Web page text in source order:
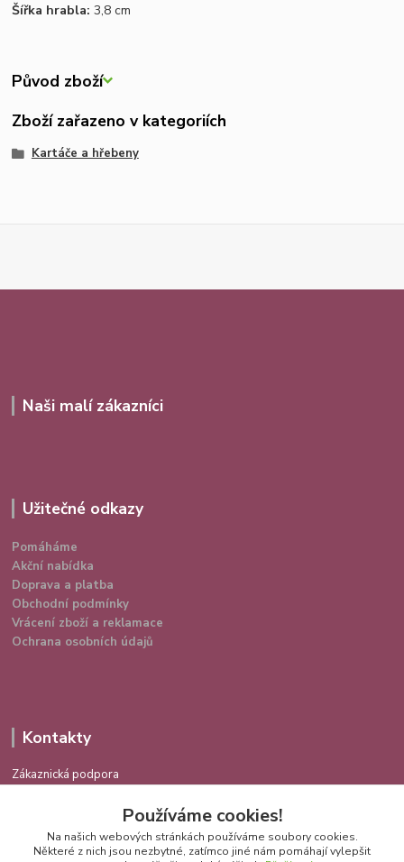
Šířka hrabla: 3,8 cm
Původ zboží
Zboží zařazeno v kategoriích
Kartáče a hřebeny
Naši malí zákazníci
Užitečné odkazy
Pomáháme
Akční nabídka
Doprava a platba
Obchodní podmínky
Vrácení zboží a reklamace
Ochrana osobních údajů
Kontakty
Zákaznická podpora
info@spokojenakocka.cz
Používáme cookies!
Na našich webových stránkách používáme soubory cookies.
Některé z nich jsou nezbytné, zatímco jiné nám pomáhají vylepšit